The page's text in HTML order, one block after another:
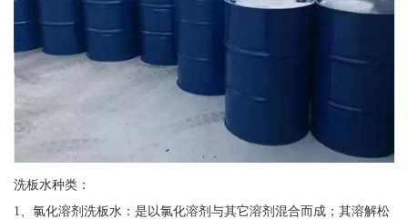
洗板水种类：
1、氯化溶剂洗板水：是以氯化溶剂与其它溶剂混合而成；其溶解松